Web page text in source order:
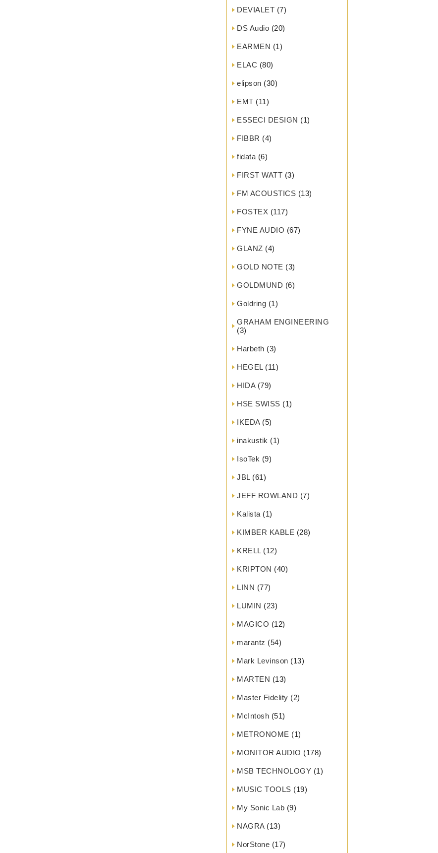
DEVIALET (7)
DS Audio (20)
EARMEN (1)
ELAC (80)
elipson (30)
EMT (11)
ESSECI DESIGN (1)
FIBBR (4)
fidata (6)
FIRST WATT (3)
FM ACOUSTICS (13)
FOSTEX (117)
FYNE AUDIO (67)
GLANZ (4)
GOLD NOTE (3)
GOLDMUND (6)
Goldring (1)
GRAHAM ENGINEERING
(3)
Harbeth (3)
HEGEL(11)
HIDA(79)
HSE SWISS (1)
IKEDA(5)
inakustik (1)
IsoTek (9)
JBL(61)
JEFF ROWLAND (7)
Kalista (1)
KIMBER KABLE (28)
KRELL(12)
KRIPTON (40)
LINN (77)
LUMIN (23)
MAGICO (12)
marantz (54)
Mark Levinson (13)
MARTEN (13)
Master Fidelity (2)
McIntosh (51)
METRONOME (1)
MONITOR AUDIO (178)
MSB TECHNOLOGY (1)
MUSIC TOOLS (19)
My Sonic Lab (9)
NAGRA(13)
NorStone (17)